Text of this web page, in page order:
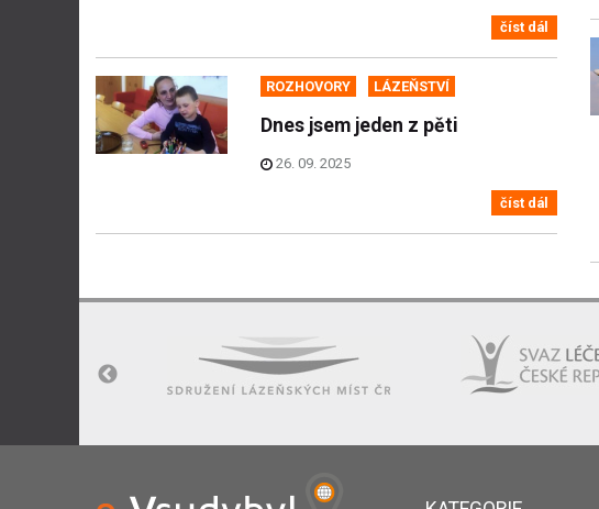
číst dál
ROZHOVORY LÁZEŇSTVÍ
Dnes jsem jeden z pěti
26. 09. 2025
číst dál